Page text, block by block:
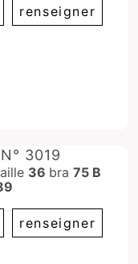
renseigner
3019
36 bra 75 B
renseigner